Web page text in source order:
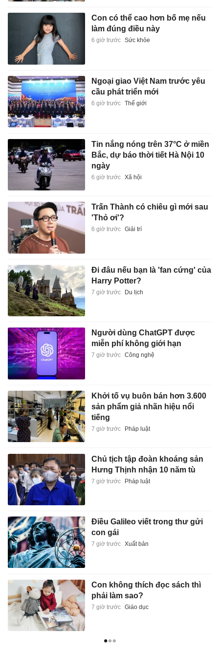
Con có thể cao hơn bố mẹ nếu
làm đúng điều này
6 giờ trước Sức khỏe
Ngoại giao Việt Nam trước yêu
cầu phát triển mới
6 giờ trước Thế giới
Tin nắng nóng trên 37°C ở miền
Bắc, dự báo thời tiết Hà Nội 10
ngày
6 giờ trước Xã hội
Trấn Thành có chiêu gì mới sau
'Thỏ ơi'?
6 giờ trước Giải trí
Đi đâu nếu bạn là 'fan cứng' của
Harry Potter?
7 giờ trước Du lịch
Người dùng ChatGPT được
miễn phí không giới hạn
7 giờ trước Công nghệ
Khởi tố vụ buôn bán hơn 3.600
sản phẩm giả nhãn hiệu nổi
tiếng
7 giờ trước Pháp luật
Chủ tịch tập đoàn khoáng sản
Hưng Thịnh nhận 10 năm tù
7 giờ trước Pháp luật
Điều Galileo viết trong thư gửi
con gái
7 giờ trước Xuất bản
Con không thích đọc sách thì
phải làm sao?
7 giờ trước Giáo dục